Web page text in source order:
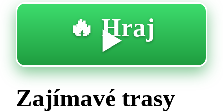
🔥 Hraj
▶️
Zajímavé trasy